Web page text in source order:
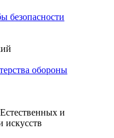
безопасности
обороны
Естественных и
искусств